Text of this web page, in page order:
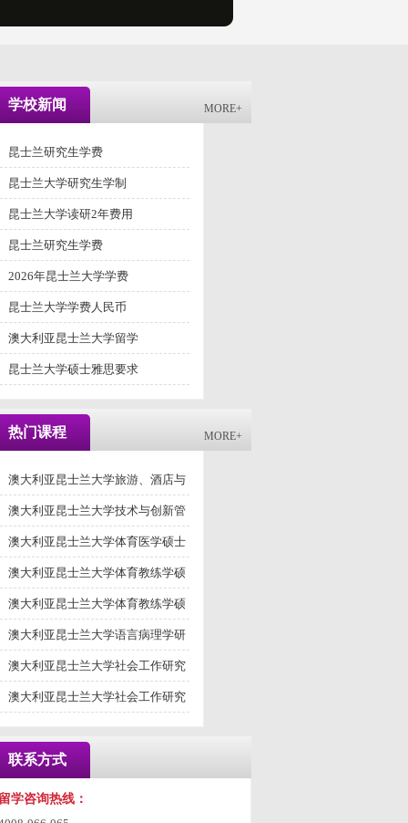
学校新闻 MORE+
昆士兰研究生学费
昆士兰大学研究生学制
昆士兰大学读研2年费用
昆士兰研究生学费
2026年昆士兰大学学费
昆士兰大学学费人民币
澳大利亚昆士兰大学留学
昆士兰大学硕士雅思要求
热门课程 MORE+
澳大利亚昆士兰大学旅游、酒店与
活动管理
澳大利亚昆士兰大学技术与创新管
理学研究
澳大利亚昆士兰大学体育医学硕士
澳大利亚昆士兰大学体育教练学硕
士
澳大利亚昆士兰大学体育教练学硕
士
澳大利亚昆士兰大学语言病理学研
究硕士
澳大利亚昆士兰大学社会工作研究
硕士
澳大利亚昆士兰大学社会工作研究
联系方式
留学咨询热线：